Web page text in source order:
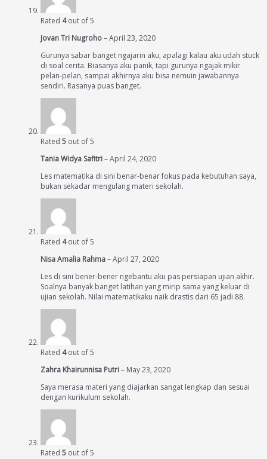
Rated 4out of 5
Jovan Tri Nugroho–April 23, 2020
Gurunya sabar banget ngajarin aku, apalagi kalau aku udah stuck
di soal cerita. Biasanya aku panik, tapi gurunya ngajak mikir
pelan-pelan, sampai akhirnya aku bisa nemuin jawabannya
sendiri. Rasanya puas banget.
Rated 5 out of 5
Tania Widya Safitri–April 24, 2020
Les matematika di sini benar-benar fokus pada kebutuhan saya,
bukan sekadar mengulang materi sekolah.
Rated 4out of 5
Nisa Amalia Rahma–April 27, 2020
Les di sini bener-bener ngebantu aku pas persiapan ujian akhir.
Soalnya banyak banget latihan yang mirip sama yang keluar di
ujian sekolah. Nilai matematikaku naik drastis dari 65 jadi 88.
Rated 4out of 5
Zahra Khairunnisa Putri– May 23, 2020
Saya merasa materi yang diajarkan sangat lengkap dan sesuai
dengan kurikulum sekolah.
Rated 5 out of 5